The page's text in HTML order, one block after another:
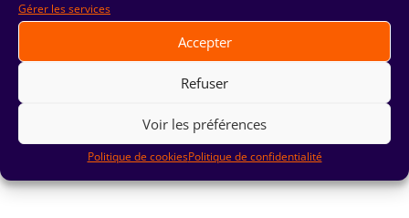
Gérer les services
Accepter
Refuser
Voir les préférences
Politique de cookiesPolitique de confidentialité